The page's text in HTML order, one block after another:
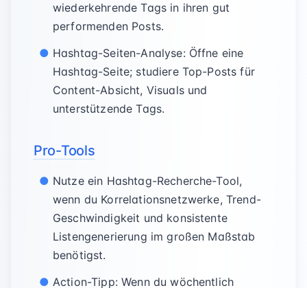
wiederkehrende Tags in ihren gut
performenden Posts.
Hashtag-Seiten-Analyse: Öffne eine
Hashtag-Seite; studiere Top-Posts für
Content-Absicht, Visuals und
unterstützende Tags.
Pro-Tools
Nutze ein Hashtag-Recherche-Tool,
wenn du Korrelationsnetzwerke, Trend-
Geschwindigkeit und konsistente
Listengenerierung im großen Maßstab
benötigst.
Action-Tipp: Wenn du wöchentlich